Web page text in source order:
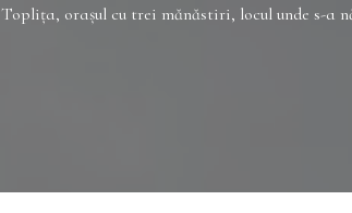
Topliţa, oraşul cu trei mănăstiri, locul unde s-a